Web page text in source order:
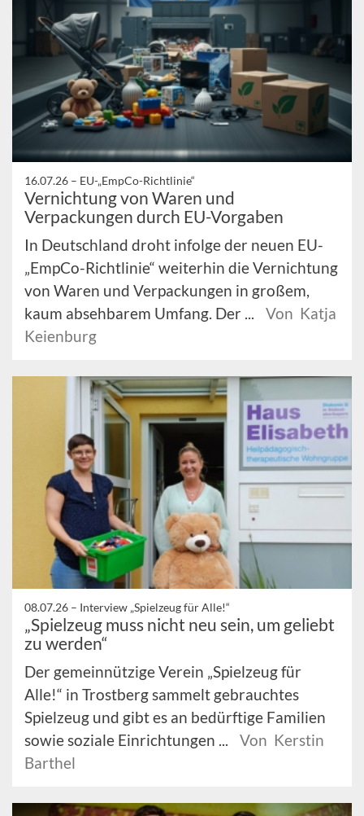
16.07.26 – EU-„EmpCo-Richtlinie“
Vernichtung von Waren und
Verpackungen durch EU-Vorgaben
In Deutschland droht infolge der neuen EU-
„EmpCo-Richtlinie“ weiterhin die Vernichtung
von Waren und Verpackungen in großem,
kaum absehbarem Umfang. Der ...
Von Katja
Keienburg
08.07.26 – Interview „Spielzeug für Alle!“
„Spielzeug muss nicht neu sein, um geliebt
zu werden“
Der gemeinnützige Verein „Spielzeug für
Alle!“ in Trostberg sammelt gebrauchtes
Spielzeug und gibt es an bedürftige Familien
sowie soziale Einrichtungen ...
Von Kerstin
Barthel